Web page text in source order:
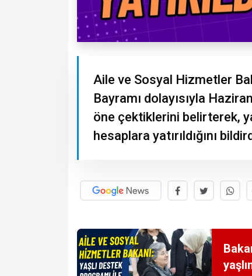
Aile ve Sosyal Hizmetler
Bayramı dolayısıyla
öne çektiklerini belirterek,
hesaplara yatırıldığını